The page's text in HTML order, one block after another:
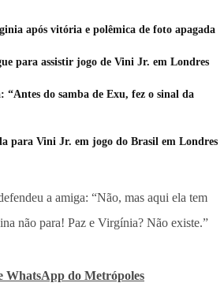
após vitória e polêmica de foto apagada
para assistir jogo de Vini Jr. em Londres
“Antes do samba de Exu, fez o sinal da
para Vini Jr. em jogo do Brasil em Londres
a amiga: “Não, mas aqui ela tem
não para! Paz e Virgínia? Não existe.”
WhatsApp do Metrópoles